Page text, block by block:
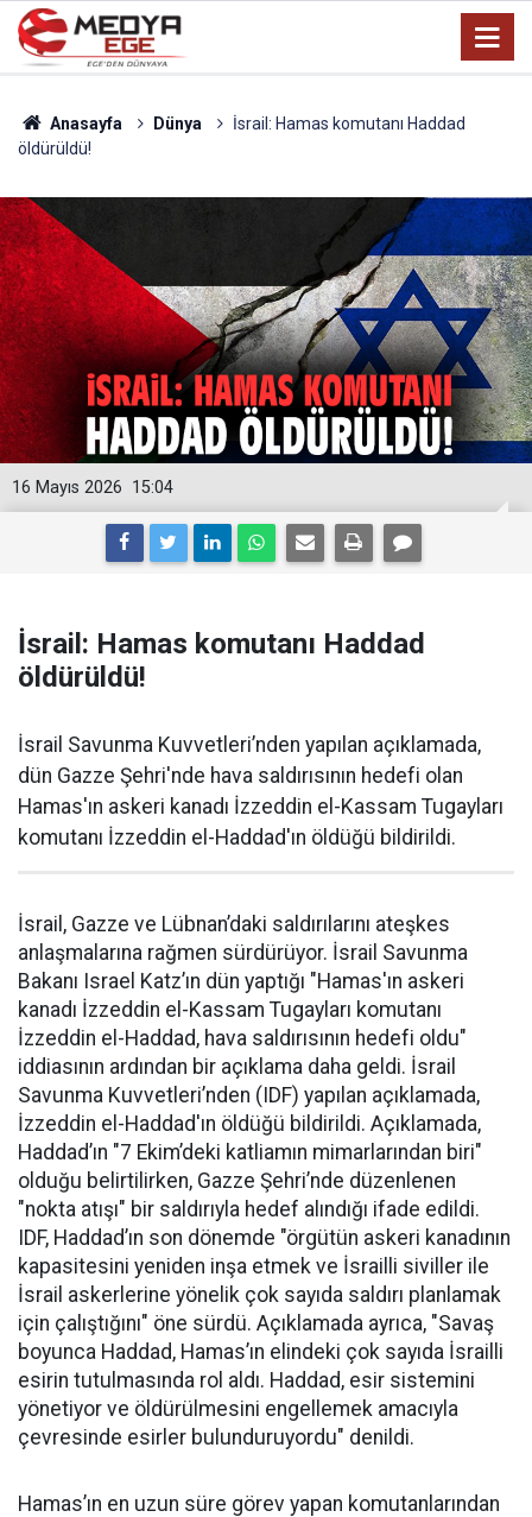
Anasayfa Dünya
İsrail: Hamas komutanı Haddad
öldürüldü!
15:04
16 Mayıs 2026
İsrail: Hamas komutanı Haddad
öldürüldü!
İsrail Savunma Kuvvetleri’nden yapılan açıklamada,
dün Gazze Şehri'nde hava saldırısının hedefi olan
Hamas'ın askeri kanadı İzzeddin el-Kassam Tugayları
komutanı İzzeddin el-Haddad'ın öldüğü bildirildi.
İsrail, Gazze ve Lübnan’daki saldırılarını ateşkes
anlaşmalarına rağmen sürdürüyor. İsrail Savunma
Bakanı Israel Katz’ın dün yaptığı "Hamas'ın askeri
kanadı İzzeddin el-Kassam Tugayları komutanı
İzzeddin el-Haddad, hava saldırısının hedefi oldu"
iddiasının ardından bir açıklama daha geldi. İsrail
Savunma Kuvvetleri’nden (IDF) yapılan açıklamada,
İzzeddin el-Haddad'ın öldüğü bildirildi. Açıklamada,
Haddad’ın "7 Ekim’deki katliamın mimarlarından biri"
olduğu belirtilirken, Gazze Şehri’nde düzenlenen
"nokta atışı" bir saldırıyla hedef alındığı ifade edildi.
IDF, Haddad’ın son dönemde "örgütün askeri kanadının
kapasitesini yeniden inşa etmek ve İsrailli siviller ile
İsrail askerlerine yönelik çok sayıda saldırı planlamak
için çalıştığını" öne sürdü. Açıklamada ayrıca, "Savaş
boyunca Haddad, Hamas’ın elindeki çok sayıda İsrailli
esirin tutulmasında rol aldı. Haddad, esir sistemini
yönetiyor ve öldürülmesini engellemek amacıyla
çevresinde esirler bulunduruyordu" denildi.
Hamas’ın en uzun süre görev yapan komutanlarından